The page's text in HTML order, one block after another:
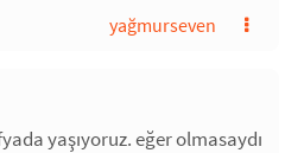
yağmurseven
yaşıyoruz. eğer olmasaydı